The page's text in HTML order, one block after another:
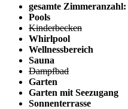
gesamte Zimmeranzahl:
Pools
Kinderbecken
Whirlpool
Wellnessbereich
Sauna
Dampfbad
Garten
Garten mit Seezugang
Sonnenterrasse